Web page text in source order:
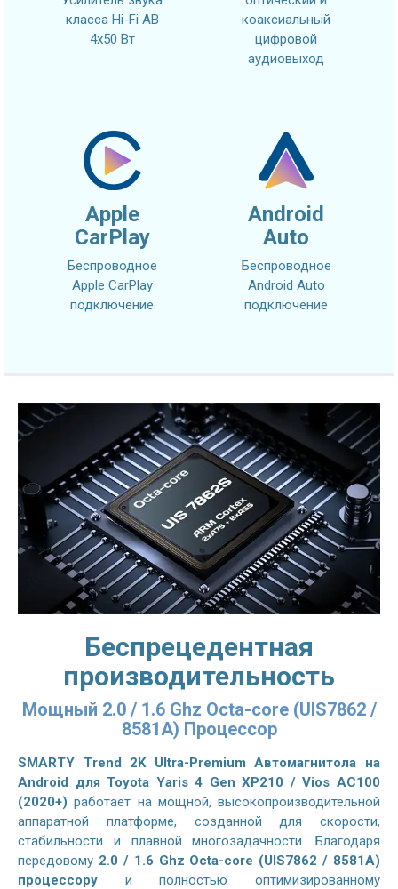
класса Hi-Fi AB
4x50 Вт
коаксиальный
цифровой
аудиовыход
Apple
CarPlay
Беспроводное
Apple CarPlay
подключение
Android
Auto
Беспроводное
Android Auto
подключение
Беспрецедентная
производительность
Мощный 2.0 / 1.6 Ghz Octa-core (UIS7862 /
8581A) Процессор
SMARTY Trend 2K Ultra-Premium Автомагнитола на
Android для Toyota Yaris 4 Gen XP210 / Vios AC100
(2020+) работает на мощной, высокопроизводительной
аппаратной платформе, созданной для скорости,
стабильности и плавной многозадачности. Благодаря
передовому 2.0 / 1.6 Ghz Octa-core (UIS7862 / 8581A)
процессору и полностью оптимизированному